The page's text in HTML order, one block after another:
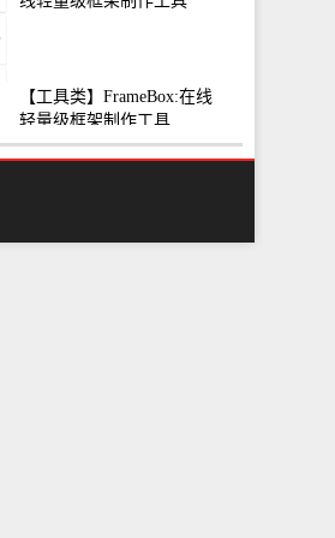
【工具类】FrameBox:在线
轻量级框架制作工具